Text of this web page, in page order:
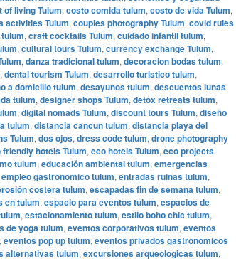
of living Tulum, costo comida tulum, costo de vida Tulum,
activities Tulum, couples photography Tulum, covid rules
, craft cocktails Tulum, cuidado infantil tulum,
, cultural tours Tulum, currency exchange Tulum,
, danza tradicional tulum, decoracion bodas tulum,
, dental tourism Tulum, desarrollo turistico tulum,
a domicilio tulum, desayunos tulum, descuentos lunas
tulum, designer shops Tulum, detox retreats tulum,
, digital nomads Tulum, discount tours Tulum, diseño
tulum, distancia cancun tulum, distancia playa del
Tulum, dos ojos, dress code tulum, drone photography
friendly hotels Tulum, eco hotels Tulum, eco projects
tulum, educación ambiental tulum, emergencias
empleo gastronomico tulum, entradas ruinas tulum,
costera tulum, escapadas fin de semana tulum,
en tulum, espacio para eventos tulum, espacios de
, estacionamiento tulum, estilo boho chic tulum,
de yoga tulum, eventos corporativos tulum, eventos
, eventos pop up tulum, eventos privados gastronomicos
alternativas tulum, excursiones arqueologicas tulum,